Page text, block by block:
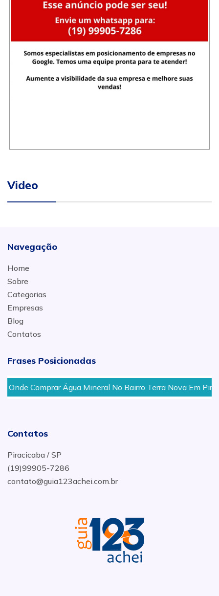
Video
Navegação
Home
Sobre
Categorias
Empresas
Blog
Contatos
Frases Posicionadas
Comprar Água Mineral No Bairro Terra Nova Em
Contatos
Piracicaba / SP
(19)99905-7286
contato@guia123achei.com.br